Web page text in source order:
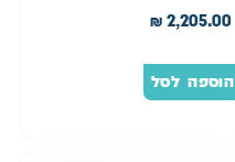
₪ 2,205.00
הוספה לסל